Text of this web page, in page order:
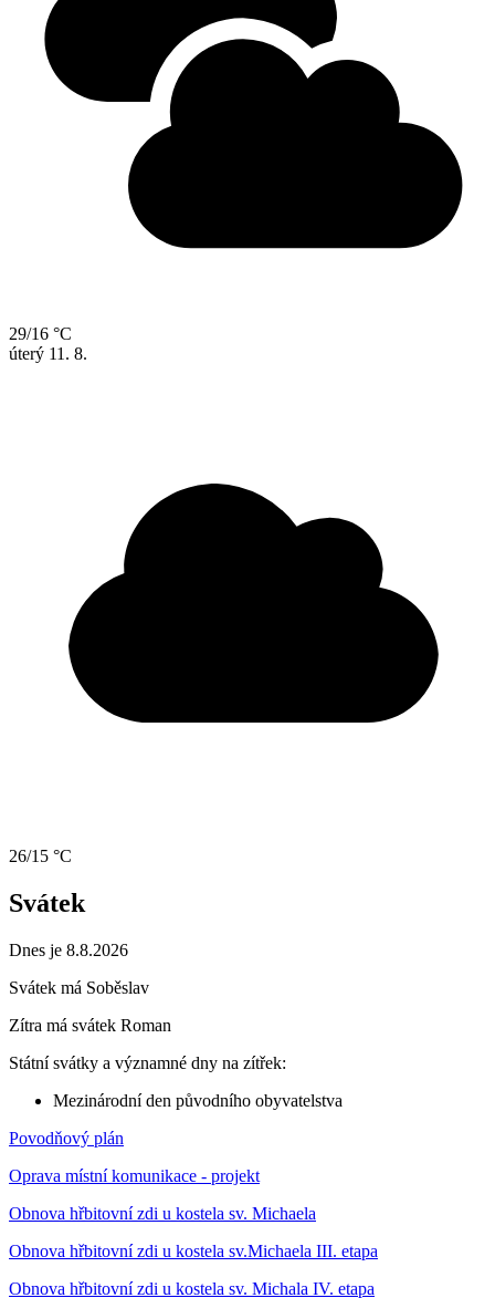
29/16 °C
úterý 11. 8.
26/15 °C
Svátek
Dnes je 8.8.2026
Svátek má Soběslav
Zítra má svátek Roman
Státní svátky a významné dny na zítřek:
Mezinárodní den původního obyvatelstva
Povodňový plán
Oprava místní komunikace - projekt
Obnova hřbitovní zdi u kostela sv. Michaela
Obnova hřbitovní zdi u kostela sv.Michaela III. etapa
Obnova hřbitovní zdi u kostela sv. Michala IV. etapa